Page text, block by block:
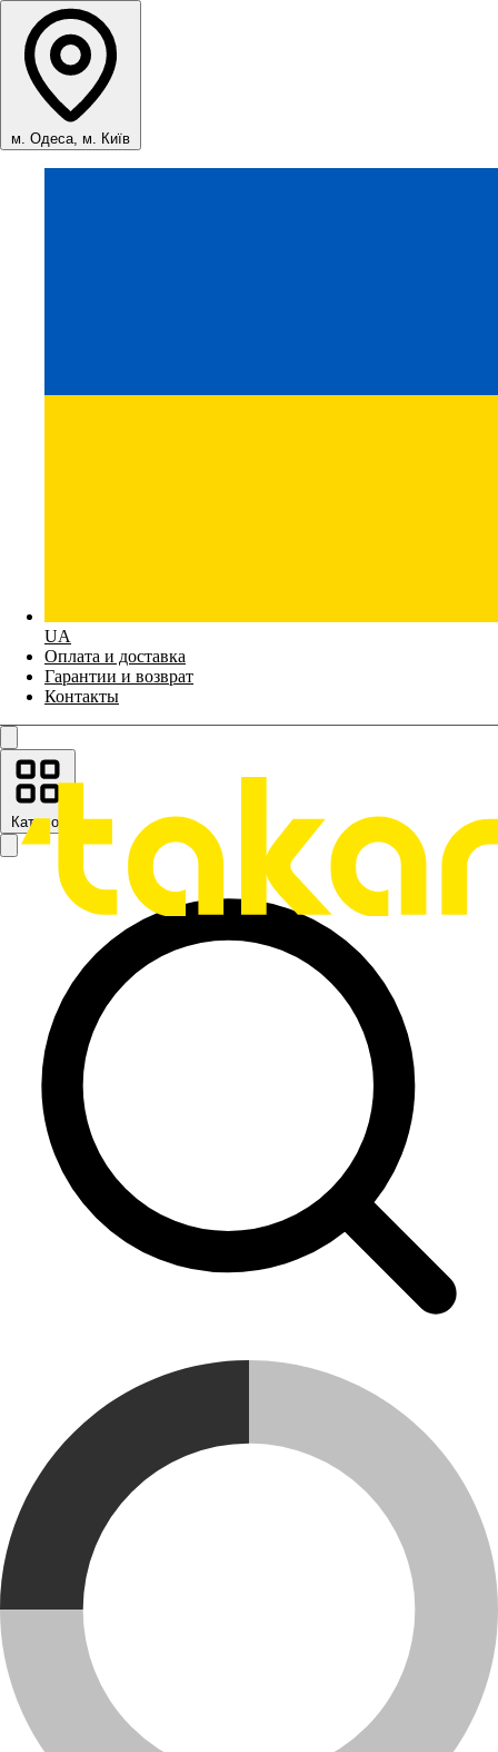
м. Одеса, м. Київ
UA
Оплата и доставка
Гарантии и возврат
Контакты
Каталог